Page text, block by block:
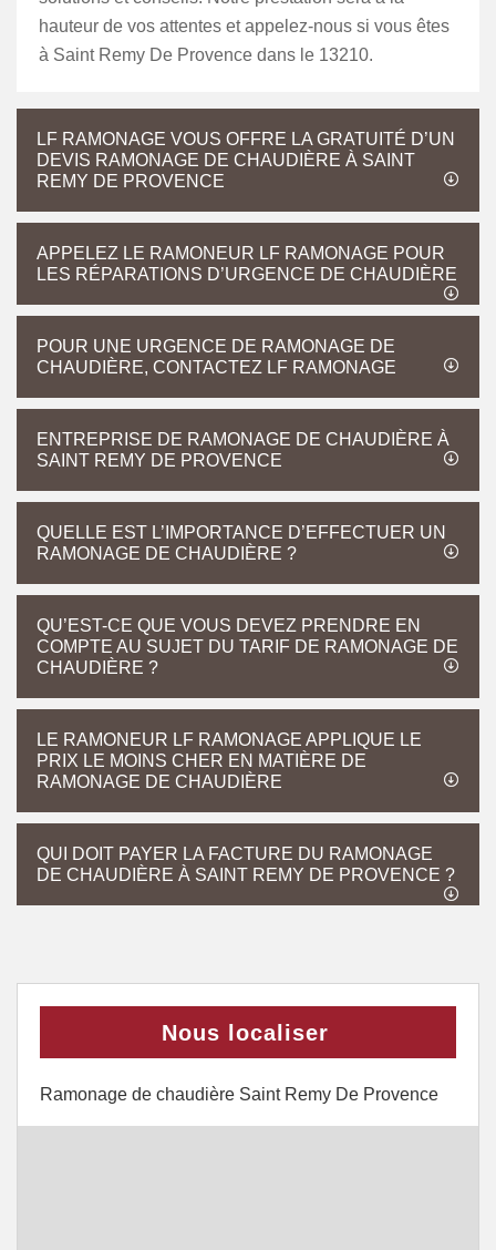
hauteur de vos attentes et appelez-nous si vous êtes
à Saint Remy De Provence dans le 13210.
LF RAMONAGE VOUS OFFRE LA GRATUITÉ D’UN
DEVIS RAMONAGE DE CHAUDIÈRE À SAINT
REMY DE PROVENCE
APPELEZ LE RAMONEUR LF RAMONAGE POUR
LES RÉPARATIONS D’URGENCE DE CHAUDIÈRE
POUR UNE URGENCE DE RAMONAGE DE
CHAUDIÈRE, CONTACTEZ LF RAMONAGE
ENTREPRISE DE RAMONAGE DE CHAUDIÈRE À
SAINT REMY DE PROVENCE
QUELLE EST L’IMPORTANCE D’EFFECTUER UN
RAMONAGE DE CHAUDIÈRE ?
QU’EST-CE QUE VOUS DEVEZ PRENDRE EN
COMPTE AU SUJET DU TARIF DE RAMONAGE DE
CHAUDIÈRE ?
LE RAMONEUR LF RAMONAGE APPLIQUE LE
PRIX LE MOINS CHER EN MATIÈRE DE
RAMONAGE DE CHAUDIÈRE
QUI DOIT PAYER LA FACTURE DU RAMONAGE
DE CHAUDIÈRE À SAINT REMY DE PROVENCE ?
Nous localiser
Ramonage de chaudière Saint Remy De Provence